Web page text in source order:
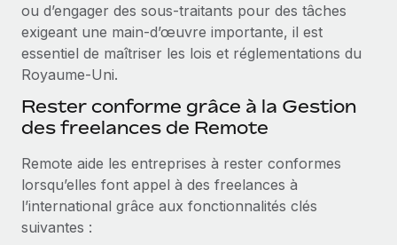
Contrôles d’antécédents
Simplifiez vos processus de présélection des
candidats
Remote Watchtower
Gardez un temps d’avance sur les risques en
Gestion des appareils
Achetez et suivez vos équipements informatiques
dans le monde entier
ÉTUDES DE CAS
Voir toutes les ressources
BLOG
Paie multipays
Gestion des freelances
ou d’engager des sous‑traitants pour des tâches
exigeant une main‑d’œuvre importante, il est
essentiel de maîtriser les lois et réglementations du
Royaume‑Uni.
Rester conforme grâce à la Gestion
des freelances de Remote
Remote aide les entreprises à rester conformes
lorsqu’elles font appel à des freelances à
l’international grâce aux fonctionnalités clés
suivantes :